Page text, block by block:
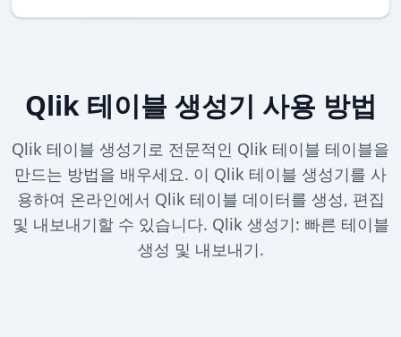
Qlik 테이블 생성기 사용 방법
Qlik 테이블 생성기로 전문적인 Qlik 테이블 테이블을
만드는 방법을 배우세요. 이 Qlik 테이블 생성기를 사
용하여 온라인에서 Qlik 테이블 데이터를 생성, 편집
및 내보내기할 수 있습니다. Qlik 생성기: 빠른 테이블
생성 및 내보내기.